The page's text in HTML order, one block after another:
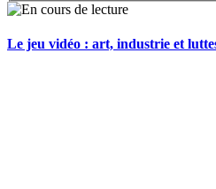
Le jeu vidéo : art, industrie et